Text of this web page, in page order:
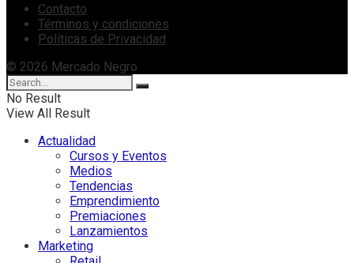
Contacto
Términos y condiciones
Políticas de Privacidad
© 2026 Mercado Negro
No Result
View All Result
Actualidad
Cursos y Eventos
Medios
Tendencias
Emprendimiento
Premiaciones
Lanzamientos
Marketing